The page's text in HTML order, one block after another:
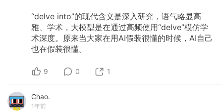
“delve into”的现代含义是深入研究，语气略显高
雅、学术，大模型是在通过高频使用“delve”模仿学
术深度。原来当大家在用AI假装很懂的时候，AI自己
也在假装很懂。
9 0 1
Chao.
1年前